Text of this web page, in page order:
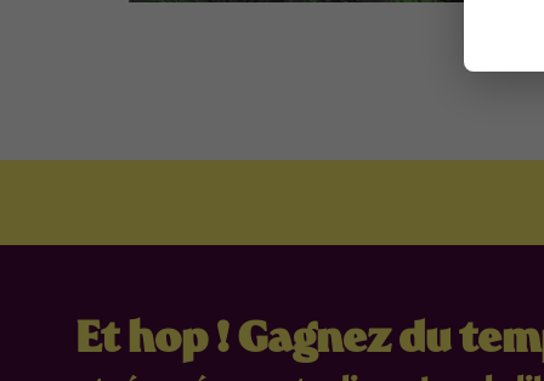
Et hop ! Gagnez du